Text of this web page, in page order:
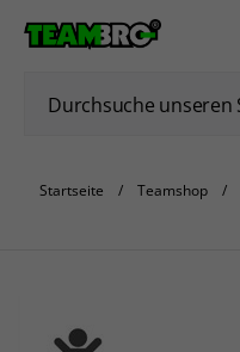
Startseite Teamshop